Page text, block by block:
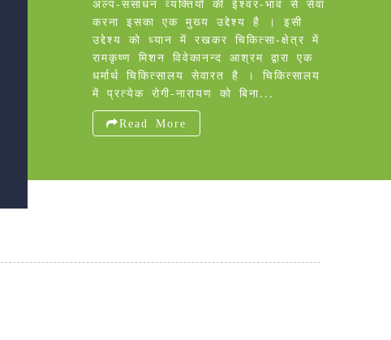
अल्प-संसाधन व्यक्तियों की ईश्वर-भाव से सेवा
करना इसका एक मुख्य उद्देश्य है । इसी
उद्देश्य को ध्यान में रखकर चिकित्सा-क्षेत्र में
रामकृष्ण मिशन विवेकानन्द आश्रम द्वारा एक
धर्मार्थ चिकित्सालय सेवारत है । चिकित्सालय
में प्रत्येक रोगी-नारायण को बिना...
Read More